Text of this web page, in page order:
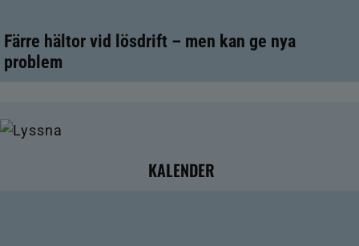
Färre hältor vid lösdrift – men kan ge nya
problem
KALENDER